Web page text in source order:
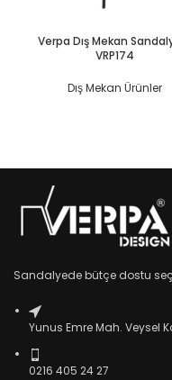
Verpa Dış Mekan
VRP174
Dış Mekan Ürünler
Sandalyede bütçe dostu
Yunus Emre Mah. Veysel
0216 405 24 27